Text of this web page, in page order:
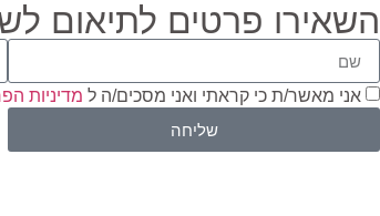
השאירו פרטים לתיאום
אני מאשר/ת כי קראתי ואני מסכים/ה ל מדיניות
שליחה